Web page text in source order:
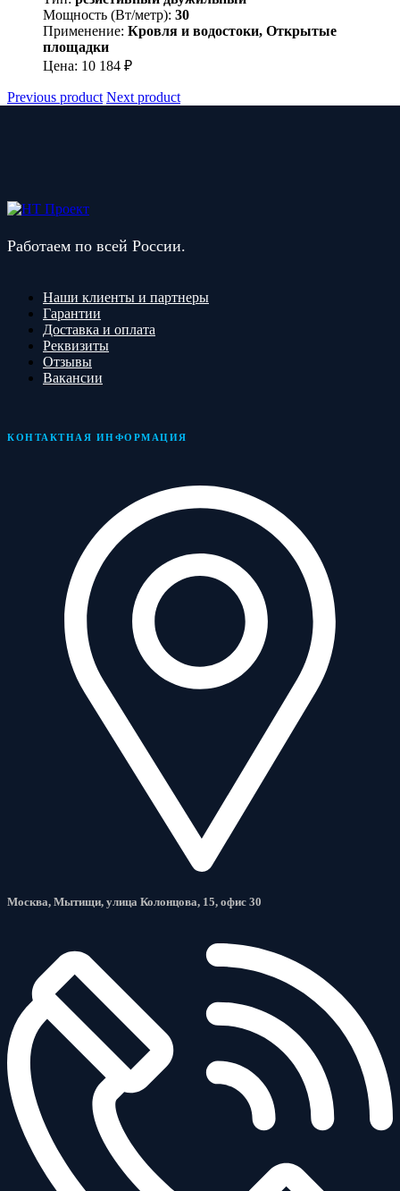
Мощность (Вт/метр): 30
Применение: Кровля и водостоки, Открытые
площадки
Цена: 10 184 ₽
Previous product Next product
Работаем по всей России.
Наши клиенты и партнеры
Гарантии
Доставка и оплата
Реквизиты
Отзывы
Вакансии
КОНТАКТНАЯ ИНФОРМАЦИЯ
Москва, Мытищи, улица Колонцова, 15, офис 30